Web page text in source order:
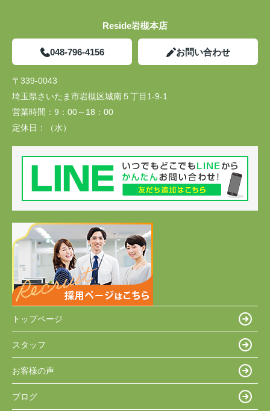
Reside岩槻本店
048-796-4156 お問い合わせ
〒339-0043
埼玉県さいたま市岩槻区城南５丁目1-9-1
営業時間： 9：00～18：00
定休日：
（水）
トップページ
スタッフ
お客様の声
ブログ